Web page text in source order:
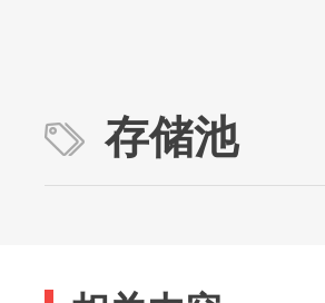
存储池